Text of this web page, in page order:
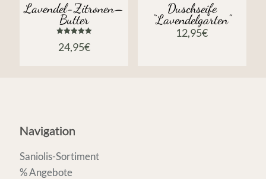
Lavendel-Zitronen–
Butter
mit
5.00
24,95€
Duschseife
“Lavendelgarten”
12,95€
Navigation
Saniolis-Sortiment
% Angebote